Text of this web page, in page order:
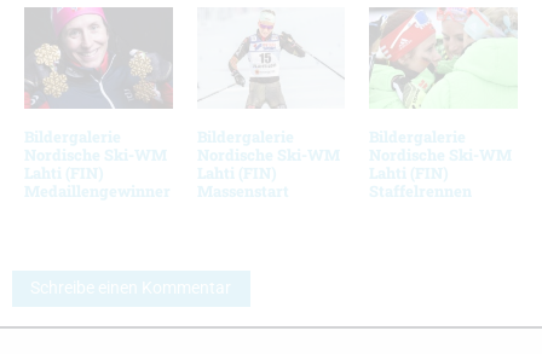
Bildergalerie
Nordische Ski-WM
Lahti (FIN)
Medaillengewinner
Bildergalerie
Nordische Ski-WM
Lahti (FIN)
Massenstart
Bildergalerie
Nordische Ski-WM
Lahti (FIN)
Staffelrennen
Schreibe einen Kommentar